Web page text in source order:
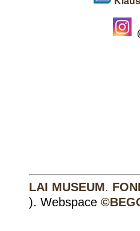
LAI MUSEUM.
). Webspace ©